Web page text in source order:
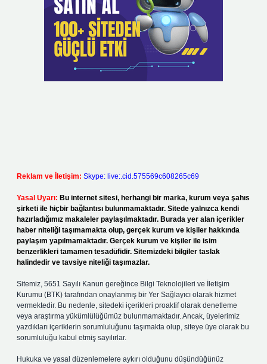
Reklam ve İletişim: Skype: live:.cid.575569c608265c69
Yasal Uyarı: Bu internet sitesi, herhangi bir marka, kurum veya şahıs
şirketi ile hiçbir bağlantısı bulunmamaktadır. Sitede yalnızca kendi
hazırladığımız makaleler paylaşılmaktadır. Burada yer alan içerikler
haber niteliği taşımamakta olup, gerçek kurum ve kişiler hakkında
paylaşım yapılmamaktadır. Gerçek kurum ve kişiler ile isim
benzerlikleri tamamen tesadüfidir. Sitemizdeki bilgiler taslak
halindedir ve tavsiye niteliği taşımazlar.
Sitemiz, 5651 Sayılı Kanun gereğince Bilgi Teknolojileri ve İletişim
Kurumu (BTK) tarafından onaylanmış bir Yer Sağlayıcı olarak hizmet
vermektedir. Bu nedenle, sitedeki içerikleri proaktif olarak denetleme
veya araştırma yükümlülüğümüz bulunmamaktadır. Ancak, üyelerimiz
yazdıkları içeriklerin sorumluluğunu taşımakta olup, siteye üye olarak bu
sorumluluğu kabul etmiş sayılırlar.
Hukuka ve yasal düzenlemelere aykırı olduğunu düşündüğünüz